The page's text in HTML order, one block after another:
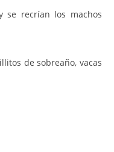
se recrían los machos
de sobreaño, vacas